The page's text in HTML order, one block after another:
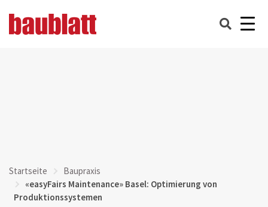
Startseite
Baupraxis
«easyFairs Maintenance» Basel: Optimierung von
Produktionssystemen